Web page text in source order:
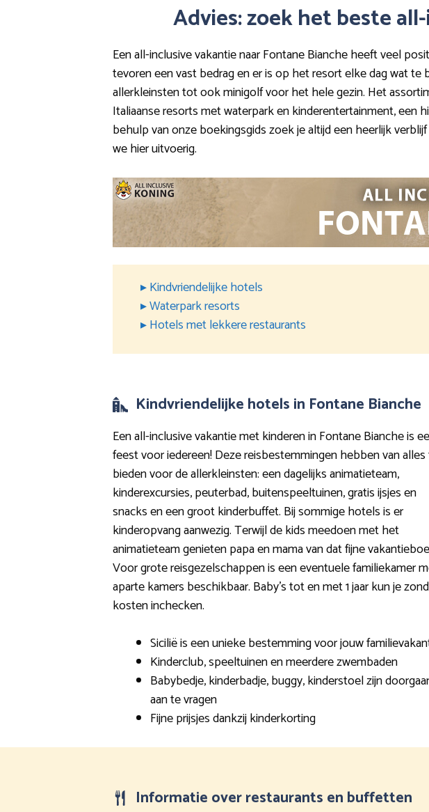
Advies: zoek het beste
Een all-inclusive vakantie naar Fontane Bianche heeft veel
tevoren een vast bedrag en er is op het resort elke dag wat
allerkleinsten tot ook minigolf voor het hele gezin. Het
Italiaanse resorts met waterpark en kinderentertainment,
behulp van onze boekingsgids zoek je altijd een heerlijk
we hier uitvoerig.
▸ Kindvriendelijke hotels
▸ Waterpark resorts
▸ Hotels met lekkere restaurants
Kindvriendelijke hotels in Fontane Bianche
Een all-inclusive vakantie met kinderen in Fontane Bianche is
feest voor iedereen! Deze reisbestemmingen hebben van
bieden voor de allerkleinsten: een dagelijks animatieteam,
kinderexcursies, peuterbad, buitenspeeltuinen, gratis ijsjes en
snacks en een groot kinderbuffet. Bij sommige hotels is er
kinderopvang aanwezig. Terwijl de kids meedoen met het
animatieteam genieten papa en mama van dat fijne
Voor grote reisgezelschappen is een eventuele familiekamer
aparte kamers beschikbaar. Baby’s tot en met 1 jaar kun je
kosten inchecken.
Sicilië is een unieke bestemming voor jouw
Kinderclub, speeltuinen en meerdere zwembaden
Babybedje, kinderbadje, buggy, kinderstoel zijn
aan te vragen
Fijne prijsjes dankzij kinderkorting
Informatie over restaurants en buffetten